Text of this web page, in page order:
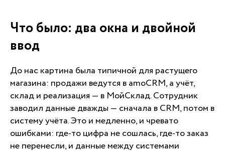
Что было: два окна и двойной
ввод
До нас картина была типичной для растущего
магазина: продажи ведутся в amoCRM, а учёт,
склад и реализация — в МойСклад. Сотрудник
заводил данные дважды — сначала в CRM, потом в
систему учёта. Это и медленно, и чревато
ошибками: где-то цифра не сошлась, где-то заказ
не перенесли, и данные между системами